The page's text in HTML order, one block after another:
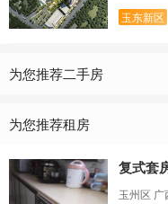
玉东新区
为您推荐二手房
为您推荐租房
玉州区